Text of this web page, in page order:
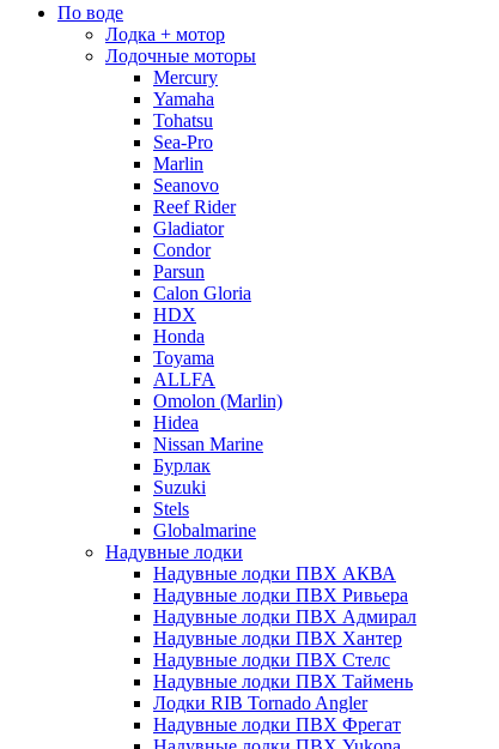
По воде
Лодка + мотор
Лодочные моторы
Mercury
Yamaha
Tohatsu
Sea-Pro
Marlin
Seanovo
Reef Rider
Gladiator
Condor
Parsun
Calon Gloria
HDX
Honda
Toyama
ALLFA
Omolon (Marlin)
Hidea
Nissan Marine
Бурлак
Suzuki
Stels
Globalmarine
Надувные лодки
Надувные лодки ПВХ АКВА
Надувные лодки ПВХ Ривьера
Надувные лодки ПВХ Адмирал
Надувные лодки ПВХ Хантер
Надувные лодки ПВХ Стелс
Надувные лодки ПВХ Таймень
Лодки RIB Tornado Angler
Надувные лодки ПВХ Фрегат